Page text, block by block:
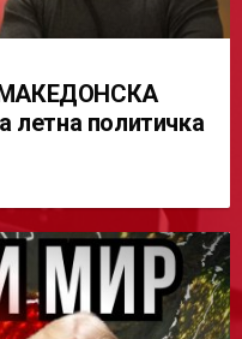
политичка